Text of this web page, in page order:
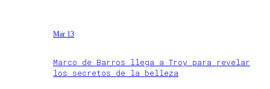
Mar 13
Marco de Barros llega a Troy para revelar
los secretos de la belleza